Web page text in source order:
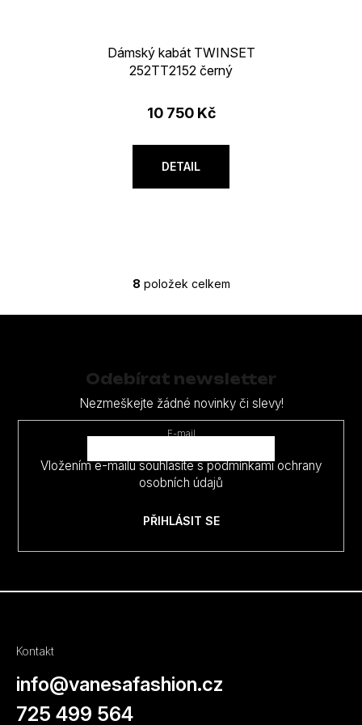
Dámský kabát TWINSET
252TT2152 černý
10 750 Kč
DETAIL
O
v
d
a
c
í
r
k
v
p
8 položek celkem
Odebírat newsletter
Nezmeškejte žádné novinky či slevy!
E-mail
Vložením e-mailu souhlasíte spodmínkami ochrany
osobních údajů
PŘIHLÁSIT SE
Kontakt
info@vanesafashion.cz
725 499 564